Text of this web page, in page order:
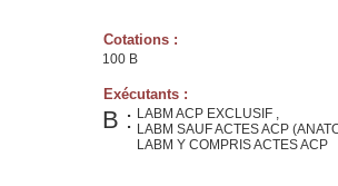
Cotations :
100 B
Exécutants :
B : LABM ACP EXCLUSIF ,
LABM SAUF ACTES ACP
LABM Y COMPRIS ACTES ACP